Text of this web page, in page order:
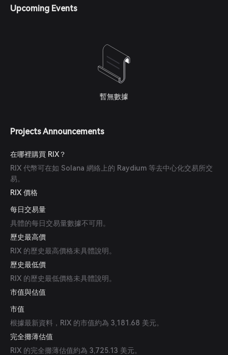
Upcoming Events
暫無數據
Projects Announcements
在哪裡購買 RIX？
RIX 代幣可在如 Solana 網絡上的 Raydium 等去中心化交易所交
易。
RIX 價格
每日交易量
具體的每日交易量數據不可用。
歷史最高價
RIX 的歷史最高價格未具體說明。
歷史最低價
RIX 的歷史最低價格未具體說明。
市值與估值
市值
根據最新資料，RIX 的市值約為 3,181.68 美元。
完全攤薄估值
RIX 的完全攤薄估值約為 3,725.13 美元。